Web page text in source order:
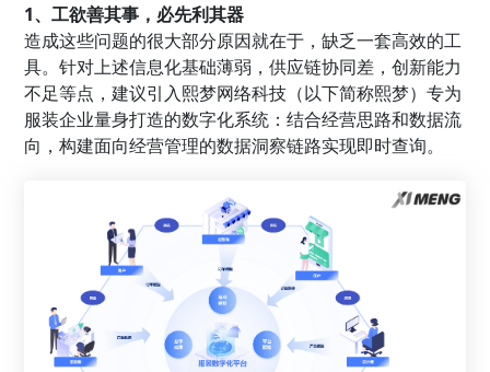
1、工欲善其事，必先利其器
造成这些问题的很大部分原因就在于，缺乏一套高效的工
具。针对上述信息化基础薄弱，供应链协同差，创新能力
不足等点，建议引入熙梦网络科技（以下简称熙梦）专为
服装企业量身打造的数字化系统：结合经营思路和数据流
向，构建面向经营管理的数据洞察链路实现即时查询。